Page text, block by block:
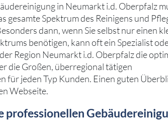
in Neumarkt i.d. Oberpfalz
gesamte Spektrum des Reinigens und
dann, wenn Sie selbst nur einen
benötigen, kann oft ein Spezialist
Region Neumarkt i.d. Oberpfalz die
die Großen, überregional tätigen
für jeden Typ Kunden. Einen guten
Webseite.
professionellen